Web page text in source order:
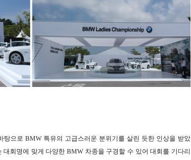
탕으로 BMW 특유의 고급스러운 분위기를 살린 듯한 인상을 받았
회명에 맞게 다양한 BMW 차종을 구경할 수 있어 대회를 기다리